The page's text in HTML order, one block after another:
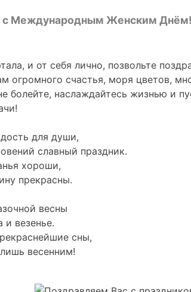
с Международным Женским Днём!
и от себя лично, позвольте
огромного счастья, моря цветов,
болейте, наслаждайтесь жизнью и
для души,
славный праздник.
хороши,
прекрасны.
весны
и везенье.
сны,
весенним!